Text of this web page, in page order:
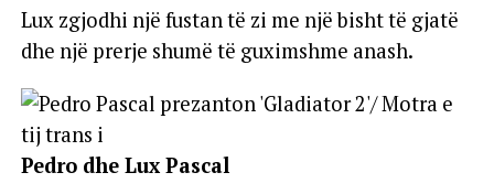
Lux zgjodhi një fustan të zi me një bisht të gjatë
dhe një prerje shumë të guximshme anash.
Pedro dhe Lux Pascal